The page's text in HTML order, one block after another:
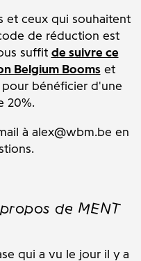
et ceux qui souhaitent
de réduction est
suffit de suivre ce
Belgium Boomset
pour bénéficier d'une
20%.
à alex@wbm.be en
de MENT
qui a vu le jour il y a